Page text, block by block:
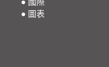
● 圖表